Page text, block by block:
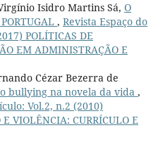
Isidro Martins Sá, O
, Revista Espaço do
POLÍTICAS DE
EM ADMINISTRAÇÃO E
Cézar Bezerra de
bullying na novela da vida ,
Vol.2, n.2 (2010)
E VIOLÊNCIA: CURRÍCULO E